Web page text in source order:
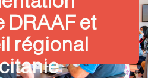
DRAAF et
régional